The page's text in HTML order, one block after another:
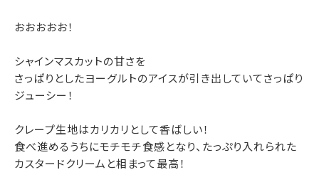
おおおおお！
シャインマスカットの甘さを
さっぱりとしたヨーグルトのアイスが引き出していてさっぱり
ジューシー！
クレープ生地はカリカリとして香ばしい！
食べ進めるうちにモチモチ食感となり、たっぷり入れられた
カスタードクリームと相まって最高！